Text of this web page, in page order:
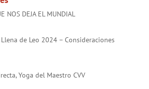
NOS DEJA EL MUNDIAL
de Leo 2024 – Consideraciones
Yoga del Maestro CVV